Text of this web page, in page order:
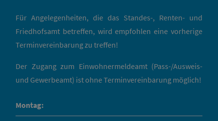
Für Angelegenheiten, die das Standes-, Renten- und
Friedhofsamt betreffen, wird empfohlen eine vorherige
Terminvereinbarung zu treffen!
Der Zugang zum Einwohnermeldeamt (Pass-/Ausweis-
und Gewerbeamt) ist ohne Terminvereinbarung möglich!
Montag: